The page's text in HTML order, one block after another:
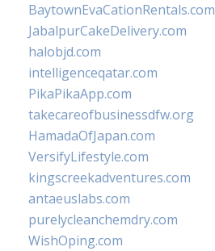
BaytownEvaCationRentals.com
JabalpurCakeDelivery.com
halobjd.com
intelligenceqatar.com
PikaPikaApp.com
takecareofbusinessdfw.org
HamadaOfJapan.com
VersifyLifestyle.com
kingscreekadventures.com
antaeuslabs.com
purelycleanchemdry.com
WishOping.com